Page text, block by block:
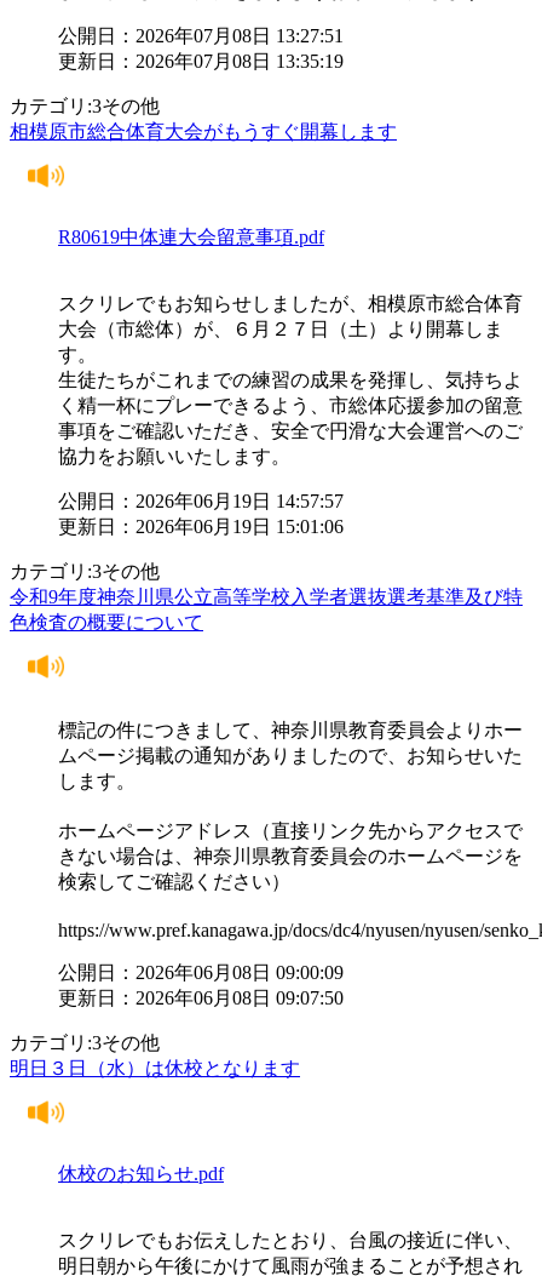
公開日：2026年07月08日 13:27:51
更新日：2026年07月08日 13:35:19
カテゴリ:3その他
相模原市総合体育大会がもうすぐ開幕します
R80619中体連大会留意事項.pdf
スクリレでもお知らせしましたが、相模原市総合体育
大会（市総体）が、６月２７日（土）より開幕しま
す。
生徒たちがこれまでの練習の成果を発揮し、気持ちよ
く精一杯にプレーできるよう、市総体応援参加の留意
事項をご確認いただき、安全で円滑な大会運営へのご
協力をお願いいたします。
公開日：2026年06月19日 14:57:57
更新日：2026年06月19日 15:01:06
カテゴリ:3その他
令和9年度神奈川県公立高等学校入学者選抜選考基準及び特
色検査の概要について
標記の件につきまして、神奈川県教育委員会よりホー
ムページ掲載の通知がありましたので、お知らせいた
します。
ホームページアドレス（直接リンク先からアクセスで
きない場合は、神奈川県教育委員会のホームページを
検索してご確認ください）
https://www.pref.kanagawa.jp/docs/dc4/nyusen/nyusen/
公開日：2026年06月08日 09:00:09
更新日：2026年06月08日 09:07:50
カテゴリ:3その他
明日３日（水）は休校となります
休校のお知らせ.pdf
スクリレでもお伝えしたとおり、台風の接近に伴い、
明日朝から午後にかけて風雨が強まることが予想され